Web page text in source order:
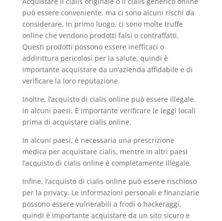
può essere conveniente, ma ci sono alcuni rischi da
considerare. In primo luogo, ci sono molte truffe
online che vendono prodotti falsi o contraffatti.
Questi prodotti possono essere inefficaci o
addirittura pericolosi per la salute, quindi è
importante acquistare da un’azienda affidabile e di
verificare la loro reputazione.
Inoltre, l’acquisto di cialis online può essere illegale
in alcuni paesi. È importante verificare le leggi locali
prima di acquistare cialis online.
In alcuni paesi, è necessaria una prescrizione
medica per acquistare cialis, mentre in altri paesi
l’acquisto di cialis online è completamente illegale.
Infine, l’acquisto di cialis online può essere rischioso
per la privacy. Le informazioni personali e finanziarie
possono essere vulnerabili a frodi o hackeraggi,
quindi è importante acquistare da un sito sicuro e